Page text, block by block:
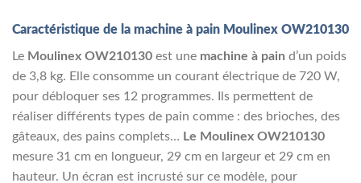
Caractéristique de la machine à pain Moulinex OW210130
Le Moulinex OW210130 est une machine à pain d’un poids
de 3,8 kg. Elle consomme un courant électrique de 720 W,
pour débloquer ses 12 programmes. Ils permettent de
réaliser différents types de pain comme : des brioches, des
gâteaux, des pains complets… Le Moulinex OW210130
mesure 31 cm en longueur, 29 cm en largeur et 29 cm en
hauteur. Un écran est incrusté sur ce modèle, pour